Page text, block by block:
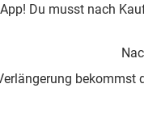
Du musst nach
bekommst